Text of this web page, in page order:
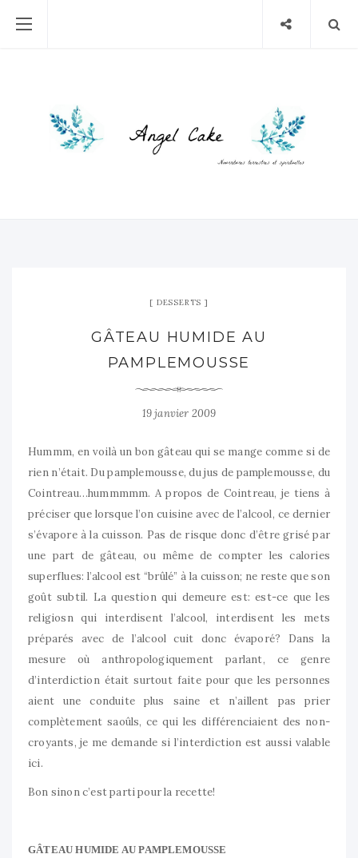
DESSERTS
GÂTEAU HUMIDE AU
PAMPLEMOUSSE
19 janvier 2009
Hummm, en voilà un bon gâteau qui se mange comme si de
rien n’était. Du pamplemousse, du jus de pamplemousse, du
Cointreau…hummmmm. A propos de Cointreau, je tiens à
préciser que lorsque l’on cuisine avec de l’alcool, ce dernier
s’évapore à la cuisson. Pas de risque donc d’être grisé par
une part de gâteau, ou même de compter les calories
superflues: l’alcool est “brûlé” à la cuisson; ne reste que son
goût subtil. La question qui demeure est: est-ce que les
religiosn qui interdisent l’alcool, interdisent les mets
préparés avec de l’alcool cuit donc évaporé? Dans la
mesure où anthropologiquement parlant, ce genre
d’interdiction était surtout faite pour que les personnes
aient une conduite plus saine et n’aillent pas prier
complètement saoûls, ce qui les différenciaient des non-
croyants, je me demande si l’interdiction est aussi valable
ici.
Bon sinon c’est parti pour la recette!
GÂTEAU HUMIDE AU PAMPLEMOUSSE